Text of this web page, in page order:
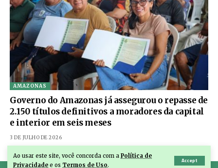
Ao usar este site, você concorda com a Política de
Privacidade e os Termos de Uso.
Accept
AMAZONAS
Governo do Amazonas já assegurou o repasse de
2.150 títulos definitivos a moradores da capital
e interior em seis meses
3 DE JULHO DE 2026